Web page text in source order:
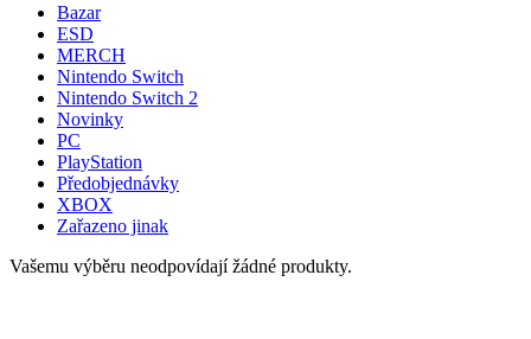
Bazar
ESD
MERCH
Nintendo Switch
Nintendo Switch 2
Novinky
PC
PlayStation
Předobjednávky
XBOX
Zařazeno jinak
Vašemu výběru neodpovídají žádné produkty.